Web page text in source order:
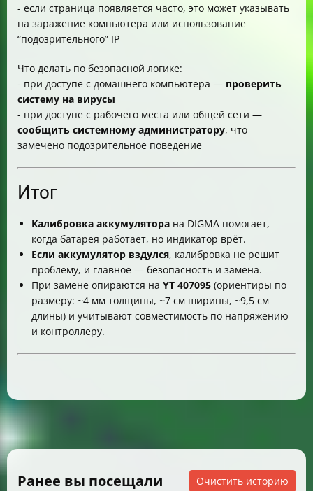
- если страница появляется часто, это может указывать
на заражение компьютера или использование
“подозрительного” IP
Что делать по безопасной логике:
- при доступе с домашнего компьютера — проверить
систему на вирусы
- при доступе с рабочего места или общей сети —
сообщить системному администратору, что
замечено подозрительное поведение
Итог
Калибровка аккумулятора на DIGMA помогает,
когда батарея работает, но индикатор врёт.
Если аккумулятор вздулся, калибровка не решит
проблему, и главное — безопасность и замена.
При замене опираются на YT 407095 (ориентиры по
размеру: ~4 мм толщины, ~7 см ширины, ~9,5 см
длины) и учитывают совместимость по напряжению
и контроллеру.
Ранее вы посещали Очистить историю